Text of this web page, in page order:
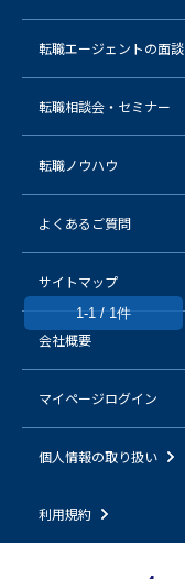
1-1 / 1件
転職エージェントの面談
転職相談会・セミナー
転職ノウハウ
よくあるご質問
サイトマップ
会社概要
マイページログイン
個人情報の取り扱い
利用規約